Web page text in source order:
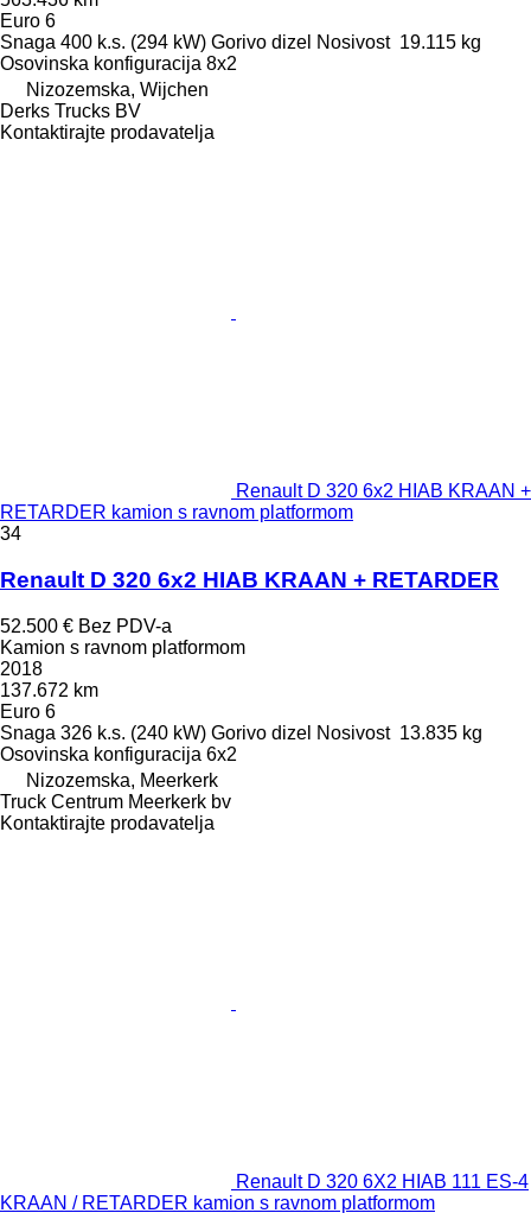
Euro 6
Snaga 400 k.s. (294 kW) Gorivo dizel Nosivost 19.115 kg
Osovinska konfiguracija 8x2
Nizozemska, Wijchen
Derks Trucks BV
Kontaktirajte prodavatelja
Renault D 320 6x2 HIAB KRAAN +
RETARDER kamion s ravnom platformom
34
Renault D 320 6x2 HIAB KRAAN + RETARDER
52.500 € Bez PDV-a
Kamion s ravnom platformom
2018
137.672 km
Euro 6
Snaga 326 k.s. (240 kW) Gorivo dizel Nosivost 13.835 kg
Osovinska konfiguracija 6x2
Nizozemska, Meerkerk
Truck Centrum Meerkerk bv
Kontaktirajte prodavatelja
Renault D 320 6X2 HIAB 111 ES-4
KRAAN / RETARDER kamion s ravnom platformom